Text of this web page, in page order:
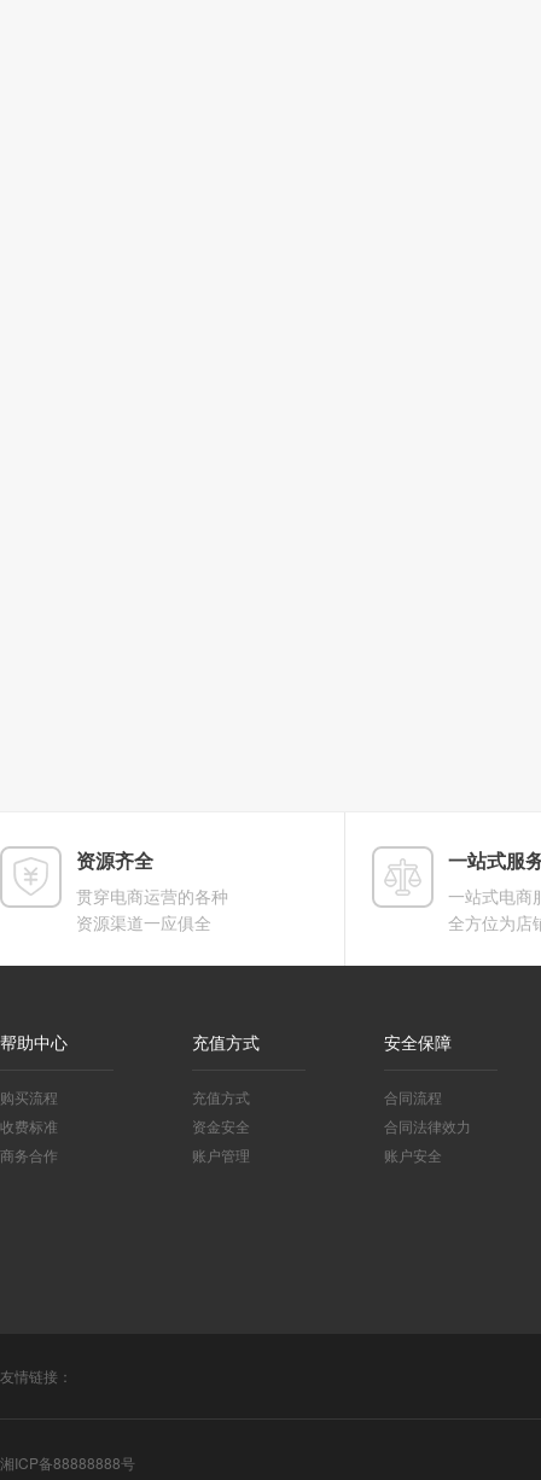
资源齐全
贯穿电商运营的各种
资源渠道一应俱全
一站式服
一站式电商
全方位为店
帮助中心
购买流程
收费标准
商务合作
充值方式
充值方式
资金安全
账户管理
安全保障
合同流程
合同法律效力
账户安全
友情链接：
湘ICP备88888888号